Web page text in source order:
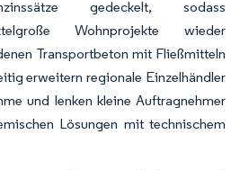
gedeckelt, sodass
Wohnprojekte wieder
Transportbeton mit Fließmitteln
erweitern regionale Einzelhändler
und lenken kleine Auftragnehmer
Lösungen mit technischem